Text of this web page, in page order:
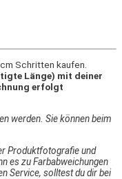
Schritten kaufen.
Länge) mit deiner
erfolgt
werden. Sie können beim
Produktfotografie und
es zu Farbabweichungen
Service, solltest du dir bei